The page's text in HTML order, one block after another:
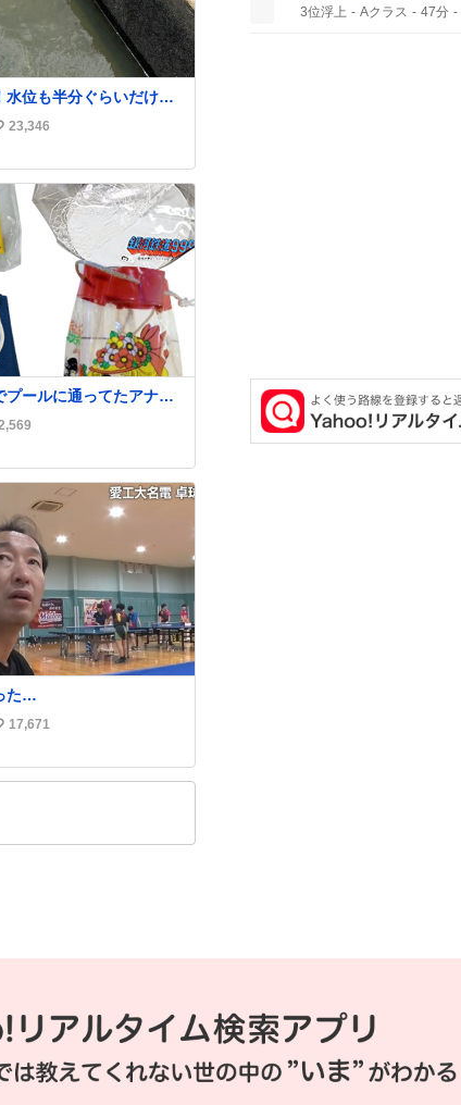
水位も半分ぐらいだけ
よ！！！ 作業してくれた
！！！！！！！！！！
23,346
プールに通ってたアナ
（笑） #70年代 #80年
た…
17,671
3位浮上 Aクラス 47分